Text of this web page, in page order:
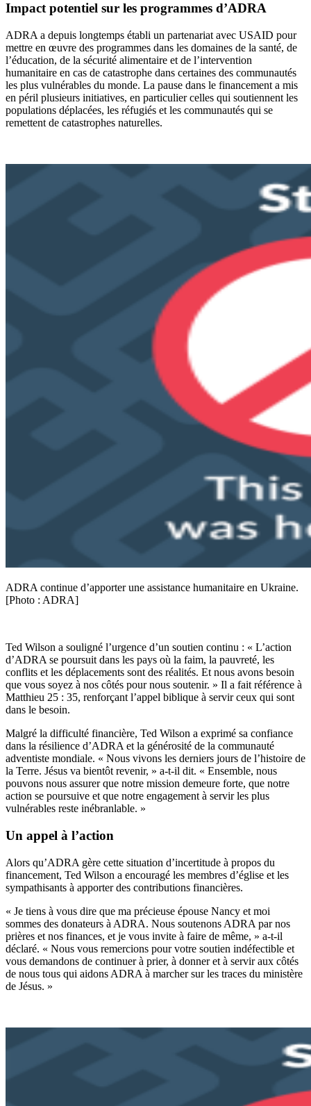
Impact potentiel sur les programmes d’ADRA
ADRA a depuis longtemps établi un partenariat avec USAID pour
mettre en œuvre des programmes dans les domaines de la santé, de
l’éducation, de la sécurité alimentaire et de l’intervention
humanitaire en cas de catastrophe dans certaines des communautés
les plus vulnérables du monde. La pause dans le financement a mis
en péril plusieurs initiatives, en particulier celles qui soutiennent les
populations déplacées, les réfugiés et les communautés qui se
remettent de catastrophes naturelles.
ADRA continue d’apporter une assistance humanitaire en Ukraine.
[Photo : ADRA]
Ted Wilson a souligné l’urgence d’un soutien continu : « L’action
d’ADRA se poursuit dans les pays où la faim, la pauvreté, les
conflits et les déplacements sont des réalités. Et nous avons besoin
que vous soyez à nos côtés pour nous soutenir. » Il a fait référence à
Matthieu 25 : 35, renforçant l’appel biblique à servir ceux qui sont
dans le besoin.
Malgré la difficulté financière, Ted Wilson a exprimé sa confiance
dans la résilience d’ADRA et la générosité de la communauté
adventiste mondiale. « Nous vivons les derniers jours de l’histoire de
la Terre. Jésus va bientôt revenir, » a-t-il dit. « Ensemble, nous
pouvons nous assurer que notre mission demeure forte, que notre
action se poursuive et que notre engagement à servir les plus
vulnérables reste inébranlable. »
Un appel à l’action
Alors qu’ADRA gère cette situation d’incertitude à propos du
financement, Ted Wilson a encouragé les membres d’église et les
sympathisants à apporter des contributions financières.
« Je tiens à vous dire que ma précieuse épouse Nancy et moi
sommes des donateurs à ADRA. Nous soutenons ADRA par nos
prières et nos finances, et je vous invite à faire de même, » a-t-il
déclaré. « Nous vous remercions pour votre soutien indéfectible et
vous demandons de continuer à prier, à donner et à servir aux côtés
de nous tous qui aidons ADRA à marcher sur les traces du ministère
de Jésus. »